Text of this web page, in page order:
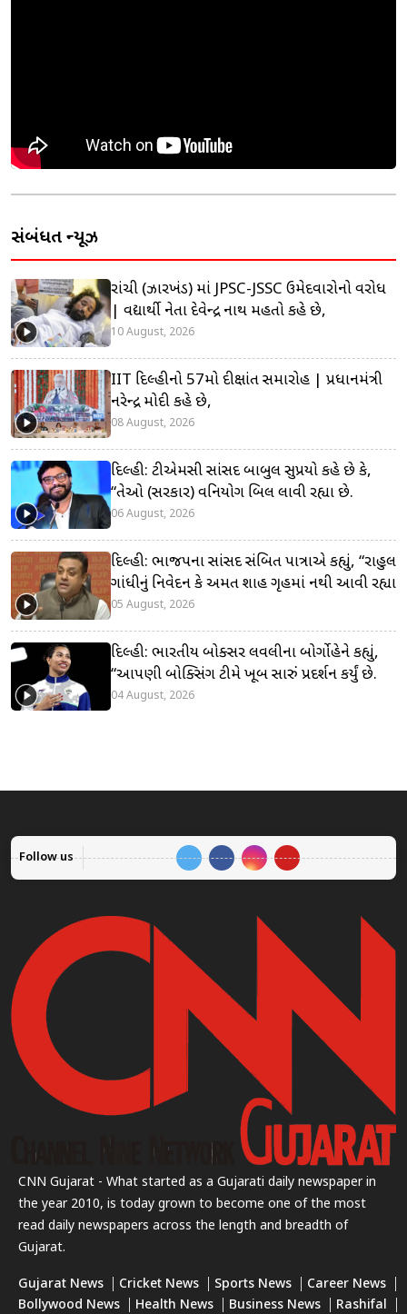
સંબંધિત ન્યૂઝ
રાંચી (ઝારખંડ) માં JPSC-JSSC ઉમેદવારોનો વિરોધ
| વિદ્યાર્થી નેતા દેવેન્દ્ર નાથ મહતો કહે છે,
10 August, 2026
IIT દિલ્હીનો 57મો દીક્ષાંત સમારોહ | પ્રધાનમંત્રી
નરેન્દ્ર મોદી કહે છે,
08 August, 2026
દિલ્હી: ટીએમસી સાંસદ બાબુલ સુપ્રિયો કહે છે કે,
“તેઓ (સરકાર) વિનિયોગ બિલ લાવી રહ્યા છે.
06 August, 2026
દિલ્હી: ભાજપના સાંસદ સંબિત પાત્રાએ કહ્યું, “રાહુલ
ગાંધીનું નિવેદન કે અમિત શાહ ગૃહમાં નથી આવી રહ્યા
05 August, 2026
દિલ્હી: ભારતીય બોક્સર લવલીના બોર્ગોહેને કહ્યું,
“આપણી બોક્સિંગ ટીમે ખૂબ સારું પ્રદર્શન કર્યું છે.
04 August, 2026
Follow us
CNN Gujarat - What started as a Gujarati daily newspaper in
the year 2010, is today grown to become one of the most
read daily newspapers across the length and breadth of
Gujarat.
Gujarat News Cricket News Sports News
Career News
Bollywood News
Health News Business News Rashifal